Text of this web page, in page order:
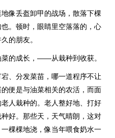
像丢盔卸甲的战场，散落下棵
。顿时，眼睛里空落落的，心
的朋友。
的成长，——从栽种到收获。
、分发菜苗，哪一道程序不让
便是与油菜相关的农活，而面
人栽种的。老人整好地、打好
好。那些天，天气晴朗，这对
棵棵地浇，像当年喂食奶水一